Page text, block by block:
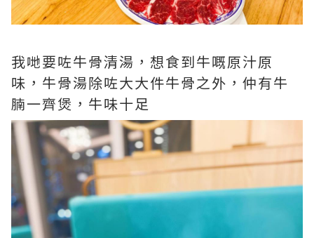
我哋要咗牛骨清湯，想食到牛嘅原汁原
味，牛骨湯除咗大大件牛骨之外，仲有牛
腩一齊煲，牛味十足